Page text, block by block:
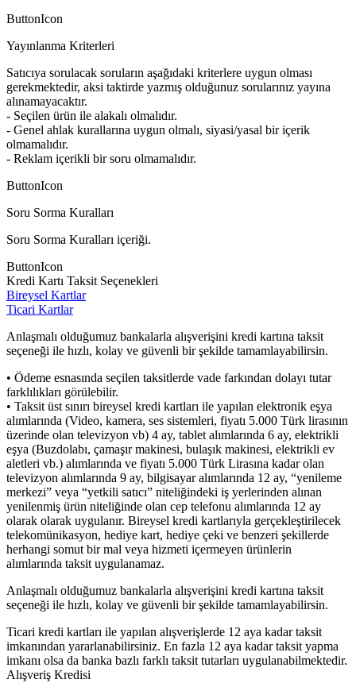
ButtonIcon
Yayınlanma Kriterleri
Satıcıya sorulacak soruların aşağıdaki kriterlere uygun olması
gerekmektedir, aksi taktirde yazmış olduğunuz sorularınız yayına
alınamayacaktır.
- Seçilen ürün ile alakalı olmalıdır.
- Genel ahlak kurallarına uygun olmalı, siyasi/yasal bir içerik
olmamalıdır.
- Reklam içerikli bir soru olmamalıdır.
ButtonIcon
Soru Sorma Kuralları
Soru Sorma Kuralları içeriği.
ButtonIcon
Kredi Kartı Taksit Seçenekleri
Bireysel Kartlar
Ticari Kartlar
Anlaşmalı olduğumuz bankalarla alışverişini kredi kartına taksit
seçeneği ile hızlı, kolay ve güvenli bir şekilde tamamlayabilirsin.
• Ödeme esnasında seçilen taksitlerde vade farkından dolayı tutar
farklılıkları görülebilir.
• Taksit üst sınırı bireysel kredi kartları ile yapılan elektronik eşya
alımlarında (Video, kamera, ses sistemleri, fiyatı 5.000 Türk lirasının
üzerinde olan televizyon vb) 4 ay, tablet alımlarında 6 ay, elektrikli
eşya (Buzdolabı, çamaşır makinesi, bulaşık makinesi, elektrikli ev
aletleri vb.) alımlarında ve fiyatı 5.000 Türk Lirasına kadar olan
televizyon alımlarında 9 ay, bilgisayar alımlarında 12 ay, “yenileme
merkezi” veya “yetkili satıcı” niteliğindeki iş yerlerinden alınan
yenilenmiş ürün niteliğinde olan cep telefonu alımlarında 12 ay
olarak olarak uygulanır. Bireysel kredi kartlarıyla gerçekleştirilecek
telekomünikasyon, hediye kart, hediye çeki ve benzeri şekillerde
herhangi somut bir mal veya hizmeti içermeyen ürünlerin
alımlarında taksit uygulanamaz.
Anlaşmalı olduğumuz bankalarla alışverişini kredi kartına taksit
seçeneği ile hızlı, kolay ve güvenli bir şekilde tamamlayabilirsin.
Ticari kredi kartları ile yapılan alışverişlerde 12 aya kadar taksit
imkanından yararlanabilirsiniz. En fazla 12 aya kadar taksit yapma
imkanı olsa da banka bazlı farklı taksit tutarları uygulanabilmektedir.
Alışveriş Kredisi